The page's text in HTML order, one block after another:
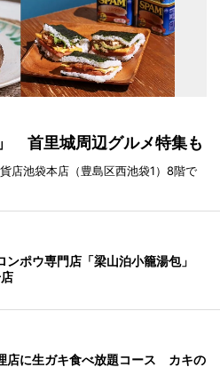
首里城周辺グルメ特集も
店池袋本店（豊島区西池袋1）8階で
ンポウ専門店「梁山泊小籠湯包」
店に生ガキ食べ放題コース カキの